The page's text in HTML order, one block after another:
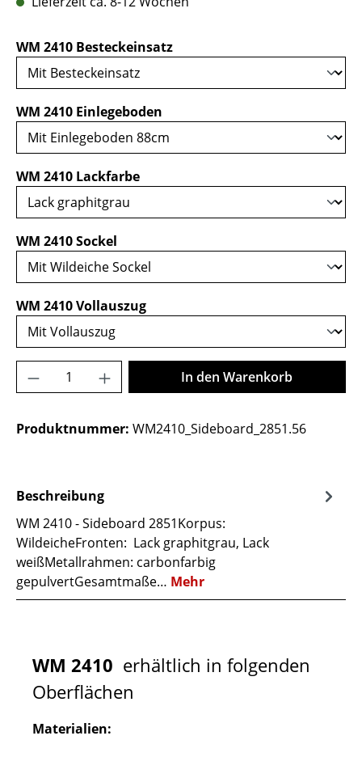
WM 2410 Besteckeinsatzauswählen
WM 2410 Einlegeboden
WM 2410 Lackfarbeauswählen
WM 2410 Sockel
WM 2410 Vollauszugauswählen
Produkt Anzahl: Gib den gewünschten
In den Warenkorb
Produktnummer: WM2410_Sideboard_2851.56
Beschreibung
WM 2410 - Sideboard 2851Korpus:
WildeicheFronten: Lack graphitgrau, Lack
weißMetallrahmen: carbonfarbig
gepulvertGesamtmaße… Mehr
WM 2410 erhältlich in folgenden
Oberflächen
Materialien: